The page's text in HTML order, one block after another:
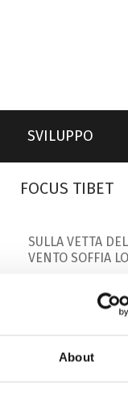
About
SVILUPPO
FOCUS TIBET
SULLA VETTA
VENTO SOFFIA